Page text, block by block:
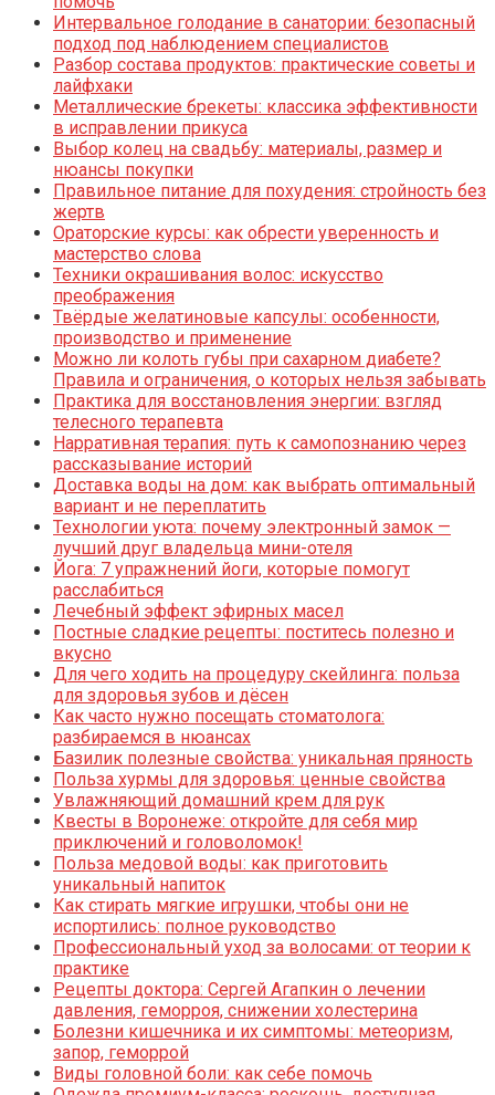
Интервальное голодание в санатории: безопасный
подход под наблюдением специалистов
Разбор состава продуктов: практические советы и
лайфхаки
Металлические брекеты: классика эффективности
в исправлении прикуса
Выбор колец на свадьбу: материалы, размер и
нюансы покупки
Правильное питание для похудения: стройность без
жертв
Ораторские курсы: как обрести уверенность и
мастерство слова
Техники окрашивания волос: искусство
преображения
Твёрдые желатиновые капсулы: особенности,
производство и применение
Можно ли колоть губы при сахарном диабете?
Правила и ограничения, о которых нельзя забывать
Практика для восстановления энергии: взгляд
телесного терапевта
Нарративная терапия: путь к самопознанию через
рассказывание историй
Доставка воды на дом: как выбрать оптимальный
вариант и не переплатить
Технологии уюта: почему электронный замок —
лучший друг владельца мини-отеля
Йога: 7 упражнений йоги, которые помогут
расслабиться
Лечебный эффект эфирных масел
Постные сладкие рецепты: поститесь полезно и
вкусно
Для чего ходить на процедуру скейлинга: польза
для здоровья зубов и дёсен
Как часто нужно посещать стоматолога:
разбираемся в нюансах
Базилик полезные свойства: уникальная пряность
Польза хурмы для здоровья: ценные свойства
Увлажняющий домашний крем для рук
Квесты в Воронеже: откройте для себя мир
приключений и головоломок!
Польза медовой воды: как приготовить
уникальный напиток
Как стирать мягкие игрушки, чтобы они не
испортились: полное руководство
Профессиональный уход за волосами: от теории к
практике
Рецепты доктора: Сергей Агапкин о лечении
давления, геморроя, снижении холестерина
Болезни кишечника и их симптомы: метеоризм,
запор, геморрой
Виды головной боли: как себе помочь